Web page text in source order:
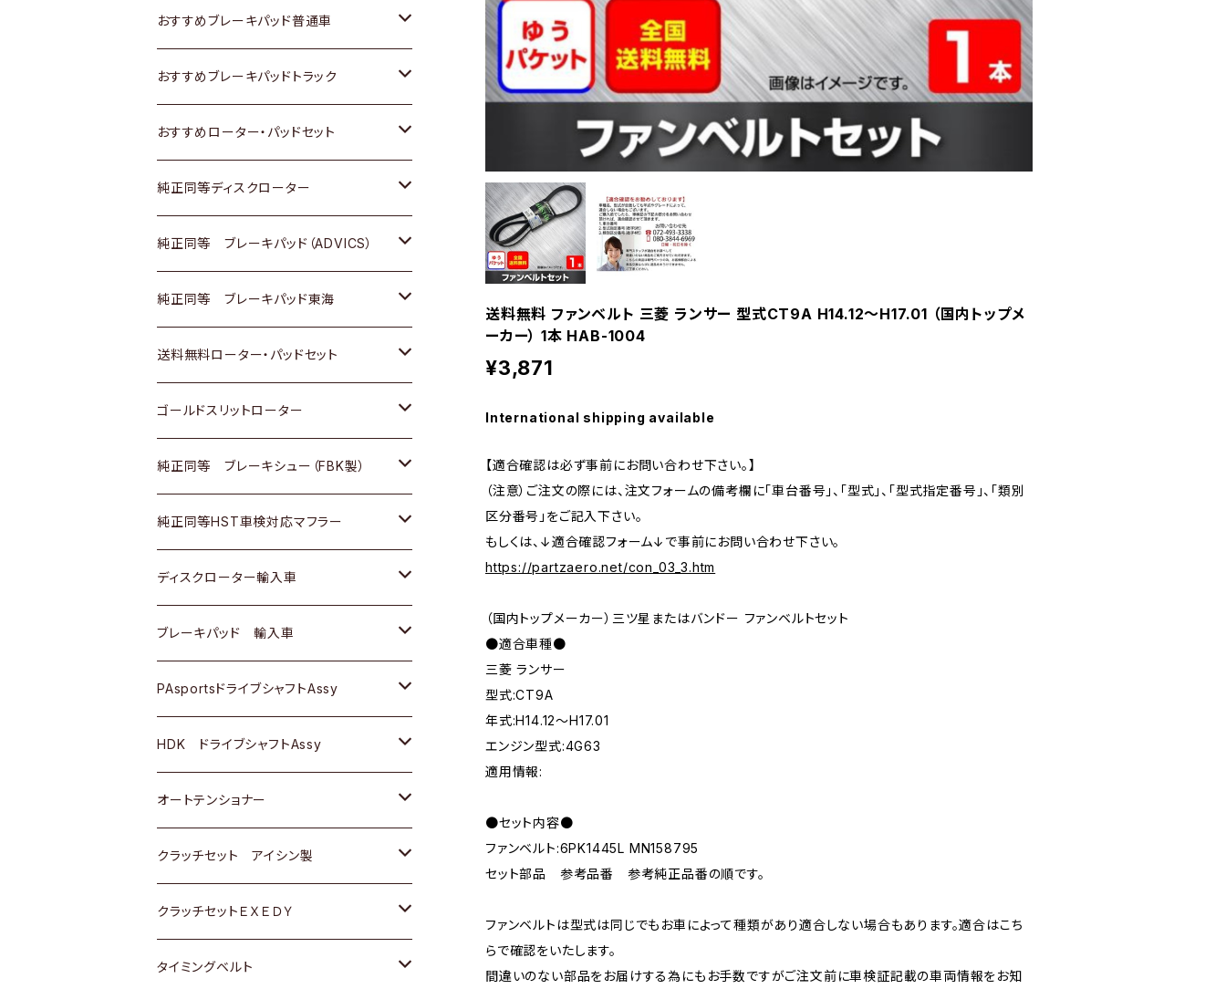
送料無料 ファンベルト 三菱 ランサー 型式CT9A H14.12～H17.01 （国内トップメ
ーカー） 1本 HAB-1004
¥3,871
International shipping available
【適合確認は必ず事前にお問い合わせ下さい。】
（注意）ご注文の際には、注文フォームの備考欄に「車台番号」、「型式」、「型式指定番号」、「類別
区分番号」をご記入下さい。
もしくは、↓適合確認フォーム↓で事前にお問い合わせ下さい。
https://partzaero.net/con_03_3.htm
（国内トップメーカー）三ツ星またはバンドー ファンベルトセット
●適合車種●
三菱 ランサー
型式:CT9A
年式:H14.12～H17.01
エンジン型式:4G63
適用情報:
●セット内容●
ファンベルト:6PK1445L MN158795
セット部品 参考品番 参考純正品番の順です。
ファンベルトは型式は同じでもお車によって種類があり適合しない場合もあります。適合はこち
らで確認をいたします。
間違いのない部品をお届けする為にもお手数ですがご注文前に車検証記載の車両情報をお知
日産
いすゞ
ダイハツ
マツダ
三菱
スバル
日野
三菱ふそう
ＢＭＷ
スズキ
日産
いすゞ
ダイハツ
マツダ
三菱
日野
三菱ふそう
スズキ
日産
いすゞ
ダイハツ
三菱
日野
三菱ふそう
その他
トヨタ
ホンダ
スズキ
日産
ダイハツ
マツダ
三菱
スバル
おすすめブレーキパッド普通車
トヨタ
ホンダ
スズキ
日産
いすゞ
ダイハツ
マツダ
三菱
スバル
おすすめブレーキパッドトラック
トヨタ
日産
いすゞ
ダイハツ
マツダ
三菱
おすすめローター・パッドセット
トヨタ
ホンダ
スズキ
日産
ダイハツ
マツダ
三菱
スバル
純正同等ディスクローター
トヨタ
ホンダ
スズキ
日産
いすゞ
ダイハツ
マツダ
三菱
スバル
ＢＥＮＺ
純正同等 ブレーキパッド（ADVICS）
トヨタ
ホンダ
スズキ
日産
ダイハツ
マツダ
三菱
スバル
純正同等 ブレーキパッド東海
トヨタ
ホンダ
日産
いすゞ
ダイハツ
マツダ
三菱
スバル
送料無料ローター・パッドセット
トヨタ
ホンダ
スズキ
日産
ダイハツ
マツダ
三菱
スバル
ゴールドスリットローター
トヨタ
ホンダ
スズキ
日産
ダイハツ
マツダ
三菱
スバル
純正同等 ブレーキシュー（FBK製）
ホンダ
スズキ
日産
ダイハツ
マツダ
三菱
スバル
純正同等HST車検対応マフラー
トヨタ
ホンダ
スズキ
日産
いすゞ
ダイハツ
マツダ
三菱
ディスクローター輸入車
ＡＵＤＩ
ＢＥＮＺ
ＢＭＷ
GOLF
ＷＡＧＥＮ
アストロ（シボレー）
クライスラー
ブレーキパッド 輸入車
ＢＥＮＺ
ＢＭＷ
ＷＡＧＥＮ
ＶＯＬＶＯ
PAsportsドライブシャフトAssy
トヨタ
ホンダ
スズキ
日産
ダイハツ
HDK ドライブシャフトAssy
スズキ
ダイハツ
日産
ホンダ
オートテンショナー
トヨタ
クラッチセット アイシン製
ホンダ
スズキ
クラッチセットＥＸＥＤＹ
ホンダ
タイミングベルト